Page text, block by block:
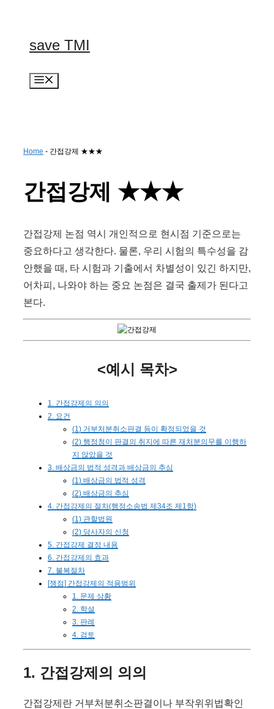
save TMI
Home - 간접강제 ★★★
간접강제 ★★★
간접강제 논점 역시 개인적으로 현시점 기준으로는
중요하다고 생각한다. 물론, 우리 시험의 특수성을 감
안했을 때, 타 시험과 기출에서 차별성이 있긴 하지만,
어차피, 나와야 하는 중요 논점은 결국 출제가 된다고
본다.
<예시 목차>
1. 간접강제의 의의
2. 요건
(1) 거부처분취소판결 등이 확정되었을 것
(2) 행정청이 판결의 취지에 따른 재처분의무를 이행하
지 않았을 것
3. 배상금의 법적 성격과 배상금의 추심
(1) 배상금의 법적 성격
(2) 배상금의 추심
4. 간접강제의 절차(행정소송법 제34조 제1항)
(1) 관할법원
(2) 당사자의 신청
5. 간접강제 결정 내용
6. 간접강제의 효과
7. 불복절차
[쟁점] 간접강제의 적용범위
1. 문제 상황
2. 학설
3. 판례
4. 검토
1. 간접강제의 의의
간접강제란 거부처분취소판결이나 부작위위법확인